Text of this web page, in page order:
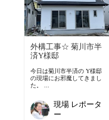
外構工事☆ 菊川市半
済Y様邸
今日は菊川市半済の Y様邸
の現場にお邪魔してきまし
た。 ...
現場 レポータ
ー